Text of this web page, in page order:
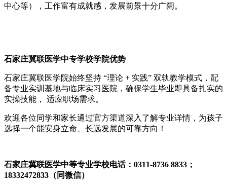
中心等），工作富有成就感，发展前景十分广阔。
石家庄冀联医学中专学校学院优势
石家庄冀联医学院始终坚持 “理论 + 实践” 双轨教学模式，配
备专业实训基地与临床实习医院，确保学生毕业即具备扎实的
实操技能， 适应职场需求。
欢迎各位同学和家长通过官方渠道深入了解专业详情，为孩子
选择一个能安身立命、长远发展的可靠方向！
石家庄冀联医学中等专业学校电话：0311-8736 8833；
18332472833（同微信）